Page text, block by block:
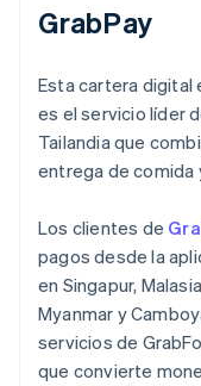
GrabPay
Esta cartera digital
es el servicio líder
Tailandia que
entrega de comida
Los clientes de
pagos desde la
en Singapur,
Myanmar y
servicios de
que convierte